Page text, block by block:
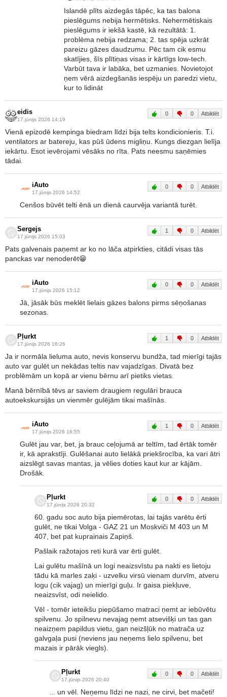
Islandē plīts aizdegās tāpēc, ka tas balona
pieslēgums nebija hermētisks. Nehermētiskais
pieslēgums ir iekšā kastē, kā rezultātā: 1.
problēma nebija redzama; 2. tas spēja uzkrāt
pareizu gāzes daudzumu. Pēc tam cik esmu
skatījies, šīs plītiņas visas ir kārtīgs low-tech.
Varbūt tava ir labāka, bet uzmanies. Novietojot
ņem vērā aizdegšanās iespēju un paredzi vietu,
kur to lidināt
eidis
17.jūnijs 2026 14:19
0 0 Atbildēt
Vienā epizodē kempinga biedram līdzi bija telts kondicionieris. T.i.
ventilators ar batereju, kas pūš ūdens migliņu. Kungs diezgan lielīja
iekārtu. Esot ievērojami vēsāks no rīta. Pats neesmu saņēmies
tādai.
iAuto
17.jūnijs 2026 14:52
0 0 Atbildēt
Cenšos būvēt telti ēnā un dienā caurvēja variantā turēt.
Sergejs
17.jūnijs 2026 15:03
1 0 Atbildēt
Pats galvenais paņemt ar ko no lāča atpirkties, citādi visas tās
panckas var nenoderēt😁
iAuto
17.jūnijs 2026 15:12
0 0 Atbildēt
Jā, jāsāk būs meklēt lielais gāzes balons pirms sēņošanas
sezonas.
Pļurkt
17.jūnijs 2026 16:26
1 0 Atbildēt
Ja ir normāla lieluma auto, nevis konservu bundža, tad mierīgi tajās
auto var gulēt un nekādas teltis nav vajadzīgas. Divatā bez
problēmām un kopā ar vienu bērnu arī pietiks vietas.
Manā bērnībā tēvs ar saviem draugiem regulāri brauca
autoekskursijās un vienmēr gulējām tikai mašīnās.
iAuto
17.jūnijs 2026 16:55
1 0 Atbildēt
Gulēt jau var, bet, ja brauc ceļojumā ar teltīm, tad ērtāk tomēr
ir, kā aprakstīji. Gulēšanai auto lielākā priekšrocība, ka vari ātri
aizslēgt savas mantas, ja vēlies doties kaut kur ar kājām.
Drošāk.
Pļurkt
17.jūnijs 2026 20:32
0 0 Atbildēt
60. gadu soc auto bija piemērotas, lai tajās varētu ērti
gulēt, ne tikai Volga - GAZ 21 un Moskviči M 403 un M
407, bet pat kuprainais Zapiņš.
Pašlaik ražotajos reti kurā var ērti gulēt.
Lai gulētu mašīnā un logi neaizsvīstu pa nakti es lietoju
tādu kā marles zaķi - uzvelku virsū vienam durvīm, atveru
logu (cik vajag) un mierīgi guļu. Ir gaisa piekļuve,
neaizsvīst, odi neielido.
Vēl - tomēr ieteikšu piepūšamo matraci ņemt ar iebūvētu
spilvenu. Jo spilnevu nevajag ņemt atsevišķi un tas gan
neaizņem papildus vietu, gan neizšļūk no matrača uz
galvgaļa pusi (neviens jau neņems lielo spilvenu, bet
mazais ir pārāk viegls).
Pļurkt
17.jūnijs 2026 20:40
0 0 Atbildēt
... un vēl. Neņemu līdzi ne nazi, ne cirvi, bet mačeti!